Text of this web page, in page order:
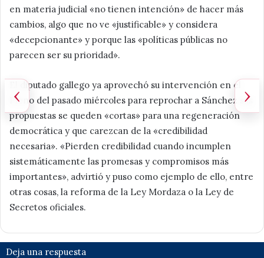
en materia judicial «no tienen intención» de hacer más
cambios, algo que no ve «justificable» y considera
«decepcionante» y porque las «políticas públicas no
parecen ser su prioridad».
El diputado gallego ya aprovechó su intervención en el
Pleno del pasado miércoles para reprochar a Sánchez sus
propuestas se queden «cortas» para una regeneración
democrática y que carezcan de la «credibilidad
necesaria». «Pierden credibilidad cuando incumplen
sistemáticamente las promesas y compromisos más
importantes», advirtió y puso como ejemplo de ello, entre
otras cosas, la reforma de la Ley Mordaza o la Ley de
Secretos oficiales.
Deja una respuesta
‹ ›